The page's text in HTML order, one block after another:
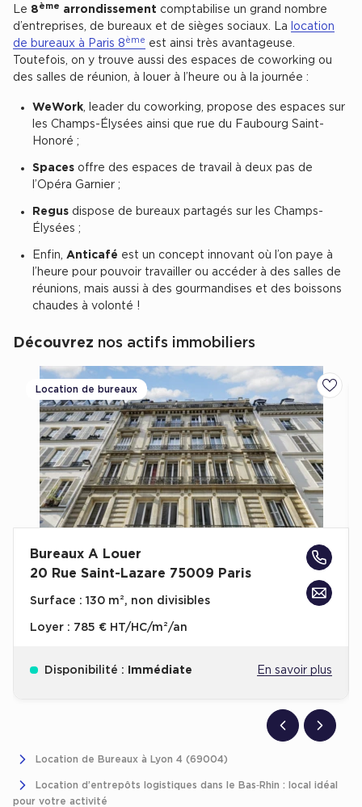
Location de Commerces à Bordeaux
Location de Commerces à Toulouse
Location de Commerces à Reims
Achat de Commerces
Achat de Commerces à Nîmes
Achat de Commerces à Marseille
Achat de Commerces à Dijon
Bureaux privés
Bureaux privés à Paris
Bureaux privés à Marseille
Bureaux privés à Neuilly-sur-Seine
Bureaux privés à Lille
Plateaux opérés
Plateaux opérés à Paris
Plateaux opérés à Lyon
Plateaux opérés à Neuilly-sur-Seine
Bureaux privés avec terrasse
Livrets blancs & Études
Le 8 ème arrondissement comptabilise un grand nombre
d’entreprises, de bureaux et de sièges sociaux. La
location
de bureaux à Paris 8 ème est ainsi très avantageuse.
Toutefois, on y trouve aussi des espaces de coworking ou
des salles de réunion, à louer à l’heure ou à la journée :
WeWork, leader du coworking, propose des espaces sur
les Champs-Élysées ainsi que rue du Faubourg Saint-
Honoré ;
Spaces offre des espaces de travail à deux pas de
l’Opéra Garnier ;
Regus dispose de bureaux partagés sur les Champs-
Élysées ;
Enfin, Anticafé est un concept innovant où l’on paye à
l’heure pour pouvoir travailler ou accéder à des salles de
réunions, mais aussi à des gourmandises et des boissons
chaudes à volonté !
Découvrez nos actifs immobiliers
Location de bureaux
Bureaux A Louer
20 Rue Saint-Lazare 75009 Paris
Surface : 130 m², non divisibles
Loyer : 785 € HT/HC/m²/an
Disponibilité : Immédiate En savoir plus
Location de Bureaux à Lyon 4 (69004)
Location d’entrepôts logistiques dans le Bas‑Rhin : local idéal
pour votre activité